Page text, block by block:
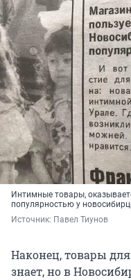
Интимные товары,
популярностью у
Источник: Павел Тиунов
Наконец, товары
знает, но в